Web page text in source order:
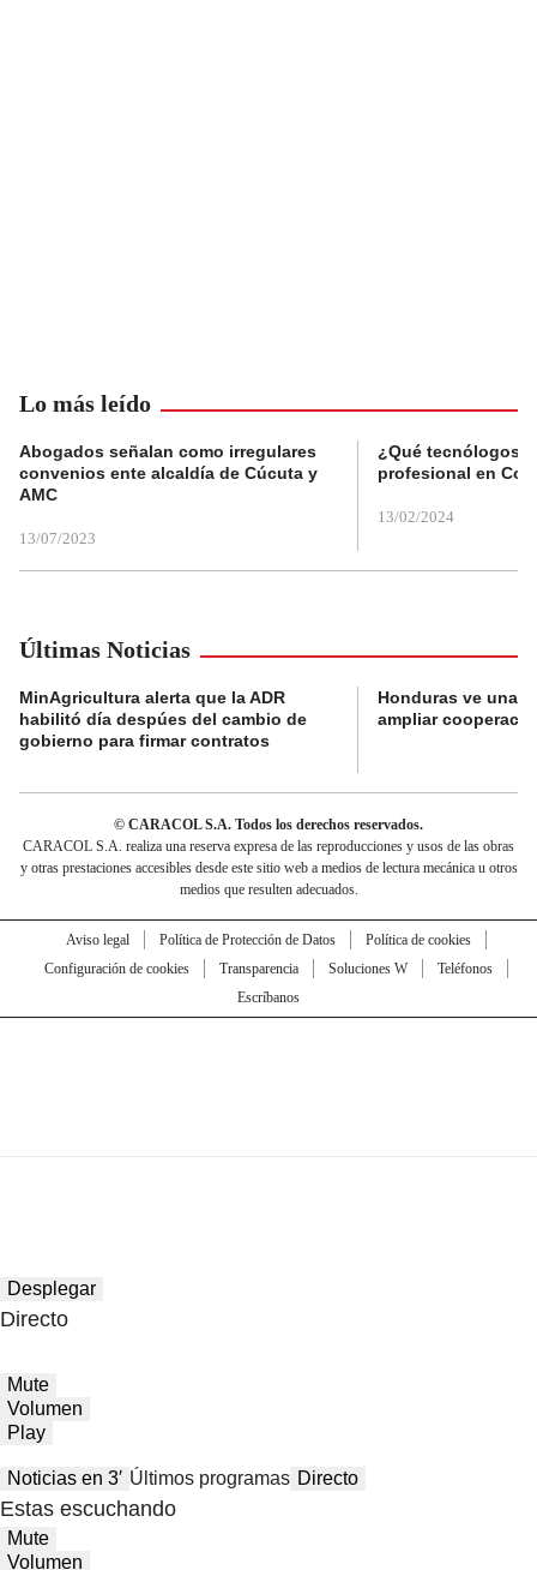
Lo más leído
Abogados señalan como irregulares
convenios ente alcaldía de Cúcuta y
AMC
13/07/2023
¿Qué tecnólogos
profesional en
13/02/2024
Últimas Noticias
MinAgricultura alerta que la ADR
habilitó día despúes del cambio de
gobierno para firmar contratos
Honduras ve una
ampliar
© CARACOL S.A. Todos los derechos reservados.
CARACOL S.A. realiza una reserva expresa de las reproducciones y usos de las obras
y otras prestaciones accesibles desde este sitio web a medios de lectura mecánica u otros
medios que resulten adecuados.
Aviso legal Política de Protección de Datos
Política de cookies
Configuración de cookies
Transparencia Soluciones W
Teléfonos
Escríbanos
Desplegar
Directo
Mute
Volumen
Play
Noticias en 3′ Últimos programas Directo
Estas escuchando
Mute
Volumen